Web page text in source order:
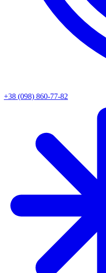
+38 (098) 860-77-82